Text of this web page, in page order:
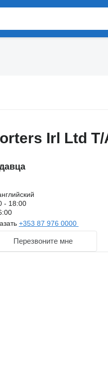
Irl Ltd
- 18:00
+353 87 976 0000
Перезвоните мне